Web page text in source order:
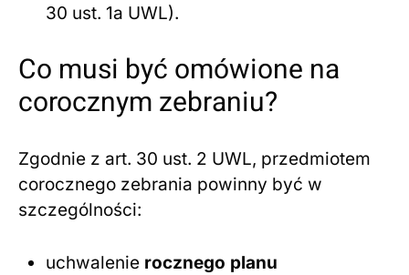
30 ust. 1a UWL).
Co musi być omówione na
corocznym zebraniu?
Zgodnie z art. 30 ust. 2 UWL, przedmiotem
corocznego zebrania powinny być w
szczególności:
uchwalenie rocznego planu